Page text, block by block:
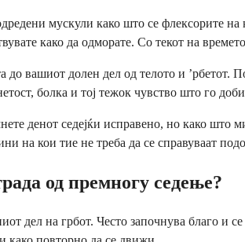
мускули како што се флексорите
како да одморате. Со текот на
до вашиот долен дел од телото и
болка и тој тежок чувство што го
денот седејќи исправено, но како што
на кои тие не треба да се справуваат
од премногу седење?
дел на грбот. Често започнува благо и